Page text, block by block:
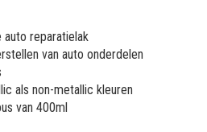
reparatielak
van auto onderdelen
als non-metallic kleuren
van 400ml